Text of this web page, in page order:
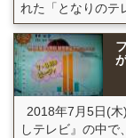
れた「となりのテ
2018年7月5日(
しテレビ』の中で